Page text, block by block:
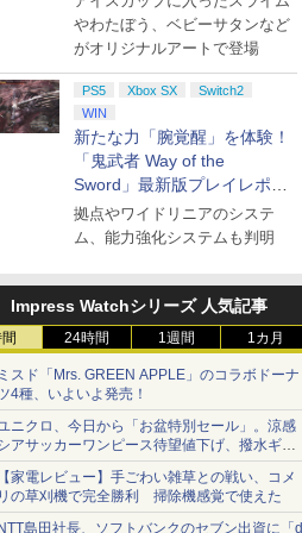
やわたぼう、ベビーサタンなど
がオリジナルアートで登場
PS5 Xbox SX
Switch2
WIN
新たな力「腕覚醒」を体験！
「鬼武者 Way of the
Sword」最新版プレイレポー
ト
拠点やワイドリニアのシステ
ム、能力強化システムも判明
Impress Watchシリーズ 人気記事
24時間 1週間 1カ月
スド「Mrs. GREEN APPLE」のコラボドーナ
4種、いよいよ発売！
ニクロ、今日から「お盆特別セール」。涼感
アサッカーワンピース待望値下げ、撥水ギア
ョーツは1990円に
家電レビュー】手ごわい雑草との戦い、コメ
の草刈機で完全勝利 掃除機感覚で使えた
島田社長、ソフトバンクのセブン出資に「d